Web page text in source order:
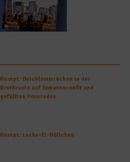
Rezept: Deichlammrücken in der
Brotkruste auf Tomatenconfit und
gefüllten Poveraden
Rezept: Lachs-Ei-Röllchen